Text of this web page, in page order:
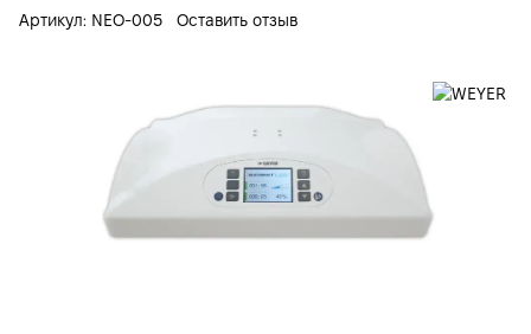
Артикул: NEO-005 Оставить отзыв